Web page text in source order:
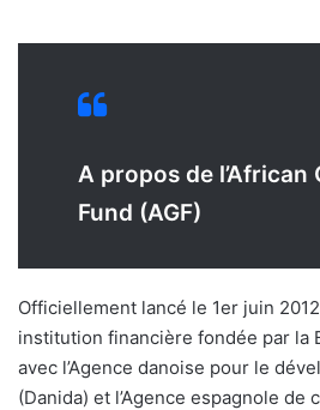
A propos de l’African
Fund (AGF)
Officiellement lancé le 1er juin
institution financière fondée par la
avec l’Agence danoise pour le
(Danida) et l’Agence espagnole de